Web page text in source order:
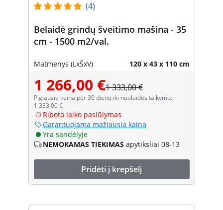
(4)
Belaidė grindų šveitimo mašina - 35
cm - 1500 m2/val.
Matmenys (LxŠxV) 120 x 43 x 110 cm
1 266,00 €1 333,00 €
Pigiausia kaina per 30 dienų iki nuolaidos taikymo:
1 333,00 €
Riboto laiko pasiūlymas
Garantuojama mažiausia kaina
Yra sandėlyje
NEMOKAMAS TIEKIMAS apytiksliai 08-13
Pridėti į krepšelį